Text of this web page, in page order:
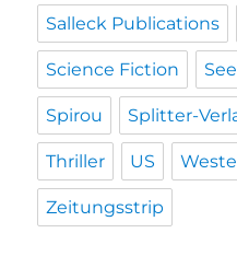
Salleck Publications
Science Fiction
Spirou Splitter-
Thriller US
Zeitungsstrip